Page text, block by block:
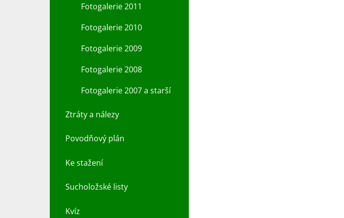
Fotogalerie 2011
Fotogalerie 2010
Fotogalerie 2009
Fotogalerie 2008
Fotogalerie 2007 a starší
Ztráty a nálezy
Povodňový plán
Ke stažení
Sucholožské listy
Kvíz